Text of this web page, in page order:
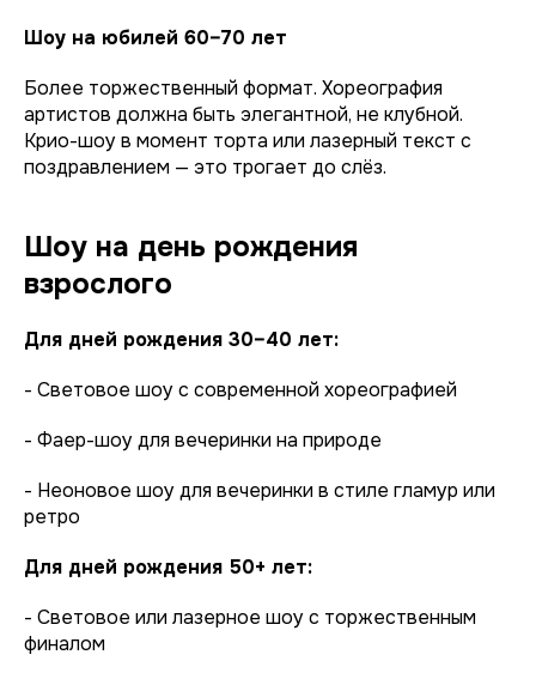
Шоу на юбилей 60–70 лет
Более торжественный формат. Хореография
артистов должна быть элегантной, не клубной.
Крио-шоу в момент торта или лазерный текст с
поздравлением — это трогает до слёз.
Шоу на день рождения
взрослого
Для дней рождения 30–40 лет:
- Световое шоу с современной хореографией
- Фаер-шоу для вечеринки на природе
- Неоновое шоу для вечеринки в стиле гламур или
ретро
Для дней рождения 50+ лет:
- Световое или лазерное шоу с торжественным
финалом